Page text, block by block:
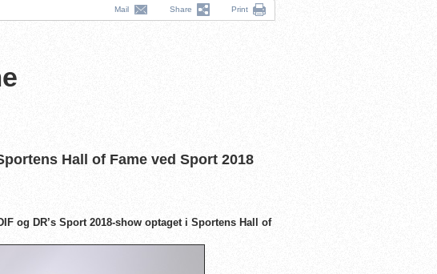
Mail Share Print
Hall of Fame ved Sport 2018
og DR’s Sport 2018-show optaget i Sportens Hall of